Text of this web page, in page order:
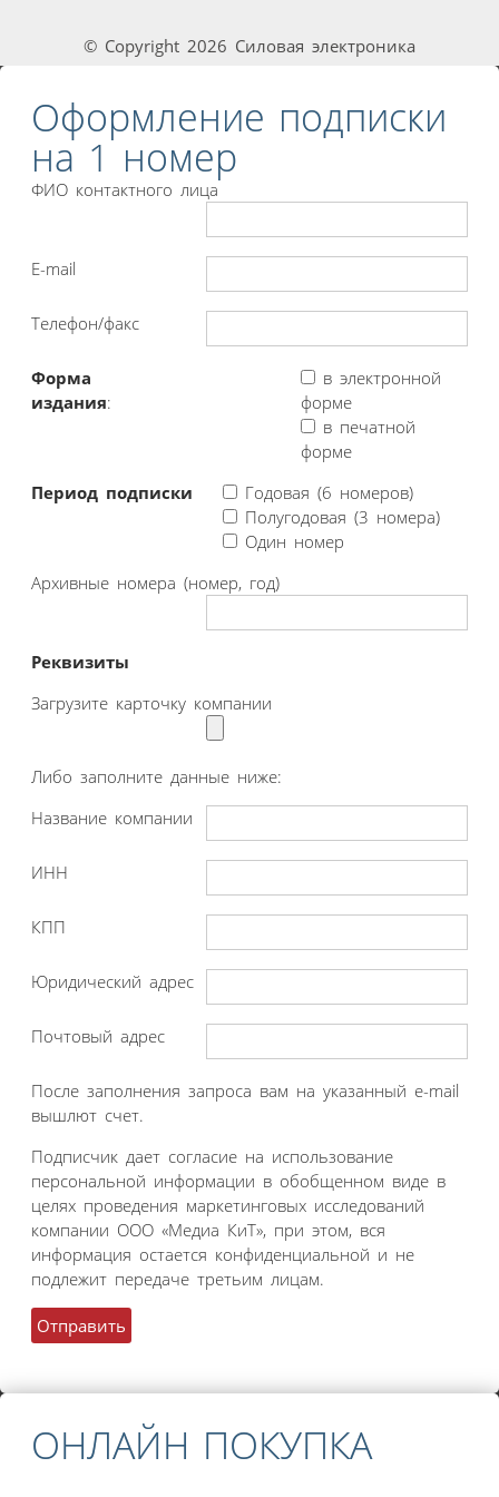
© Copyright 2026 Силовая электроника
Оформление подписки
на 1 номер
ФИО контактного лица
E-mail
Телефон/факс
Форма
издания:
в электронной
форме
в печатной
форме
Период подписки
Годовая (6 номеров)
Полугодовая (3 номера)
Один номер
Архивные номера (номер, год)
Реквизиты
Загрузите карточку компании
Либо заполните данные ниже:
Название компании
ИНН
КПП
Юридический адрес
Почтовый адрес
После заполнения запроса вам на указанный e-mail
вышлют счет.
Подписчик дает согласие на использование
персональной информации в обобщенном виде в
целях проведения маркетинговых исследований
компании ООО «Медиа КиТ», при этом, вся
информация остается конфиденциальной и не
подлежит передаче третьим лицам.
ОНЛАЙН ПОКУПКА